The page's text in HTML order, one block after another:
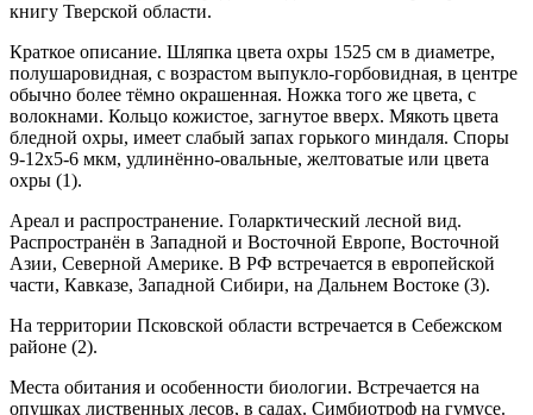
книгу Тверской области.
Краткое описание. Шляпка цвета охры 15­25 см в диаметре,
полушаровидная, с возрастом вы­пукло-горбовидная, в центре
обычно более тёмно окрашенная. Ножка того же цвета, с
волокнами. Коль­цо кожистое, загнутое вверх. Мякоть цвета
бледной охры, имеет слабый запах горького миндаля. Споры
9-12х5-6 мкм, удлинённо-овальные, желтоватые или цвета
охры (1).
Ареал и распространение. Голарктический лесной вид.
Распространён в Западной и Восточной Европе, Восточной
Азии, Северной Америке. В РФ встречается в европейской
части, Кавказе, Западной Сибири, на Дальнем Востоке (3).
На территории Псковской области встречается в Себежском
районе (2).
Места обитания и особенности биологии. Встречается на
опушках лиственных лесов, в садах. Симбиотроф на гумусе.